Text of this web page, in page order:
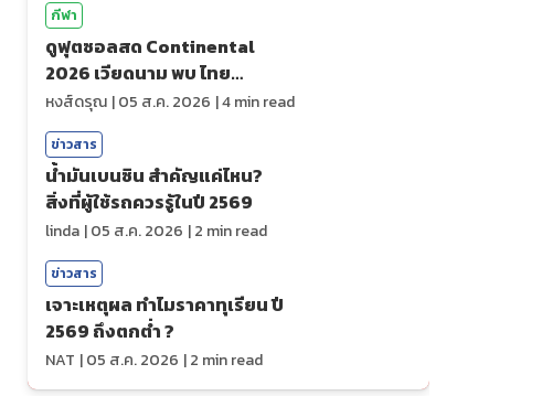
กีฬา
ดูฟุตซอลสด Continental
2026 เวียดนาม พบ ไทย
ถ่ายทอดสดกีฬา
หงส์ดรุณ |05 ส.ค. 2026 |4min read
ข่าวสาร
น้ำมันเบนซิน สำคัญแค่ไหน?
สิ่งที่ผู้ใช้รถควรรู้ในปี 2569
linda |05 ส.ค. 2026 |2 min read
ข่าวสาร
เจาะเหตุผล ทำไมราคาทุเรียน ปี
2569 ถึงตกต่ำ ?
NAT |05 ส.ค. 2026 |2 min read